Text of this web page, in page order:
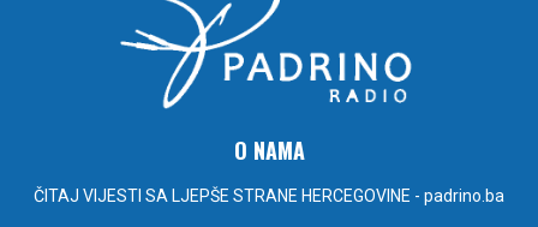
O NAMA
ČITAJ VIJESTI SA LJEPŠE STRANE HERCEGOVINE - padrino.ba